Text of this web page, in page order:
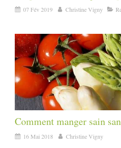
07 Fév 2019 Christine Vigny
Comment manger sain
16 Mai 2018 Christine Vigny